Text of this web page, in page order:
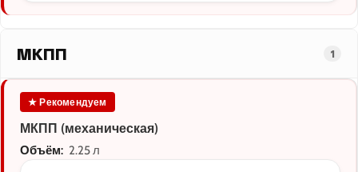
МКПП 1
★ Рекомендуем
МКПП (механическая)
Объём: 2.25 л